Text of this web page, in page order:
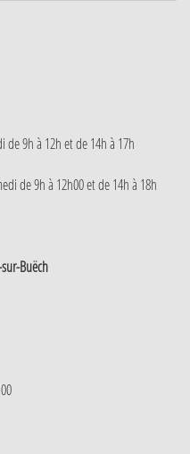
9h à 12h et de 14h à 17h
de 9h à 12h00 et de 14h à 18h
Buëch